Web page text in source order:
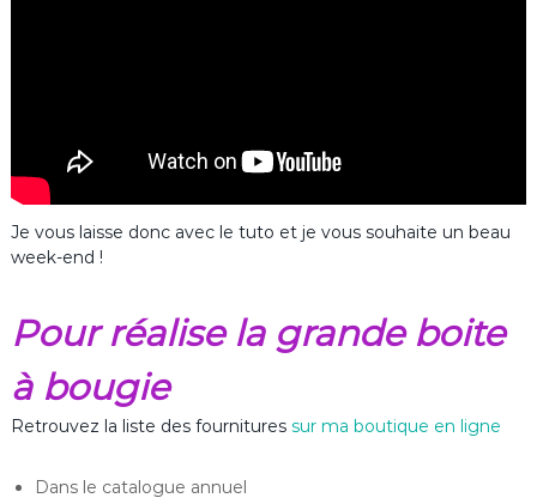
Je vous laisse donc avec le tuto et je vous souhaite un beau
week-end !
Pour réalise la grande boite
à bougie
Retrouvez la liste des fournitures sur ma boutique en ligne
Dans le catalogue annuel